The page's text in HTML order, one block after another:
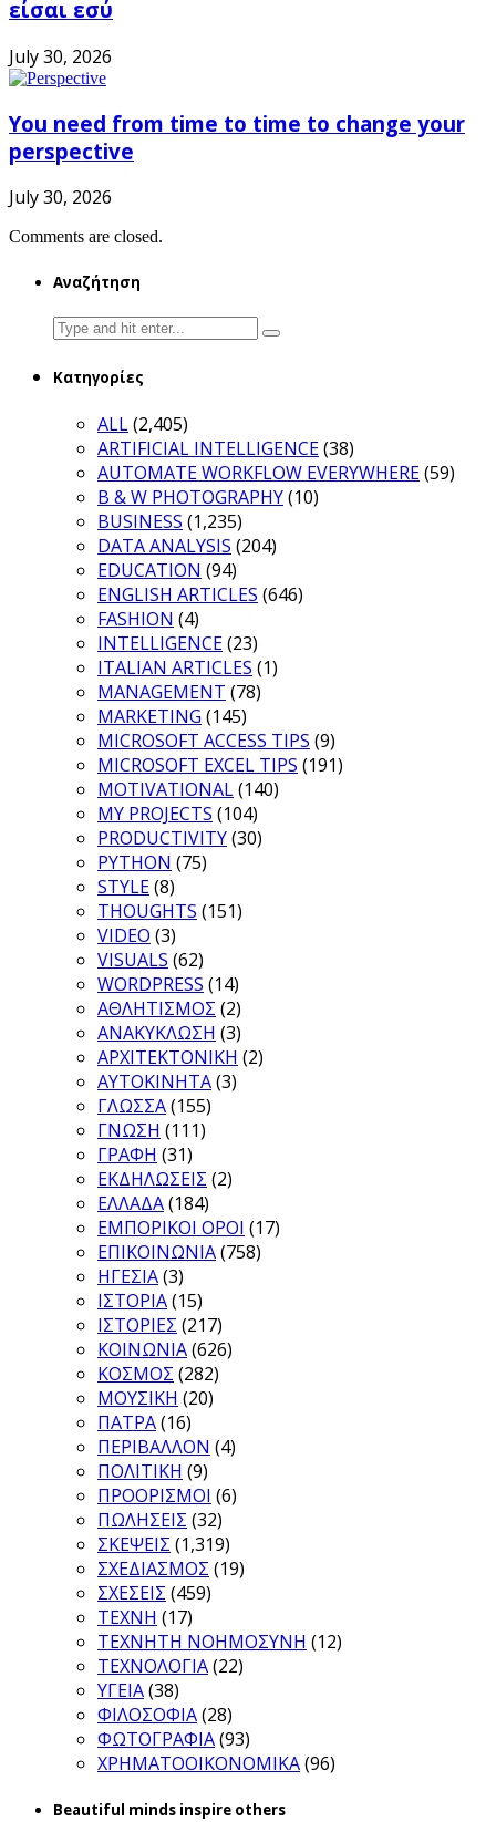
είσαι εσύ
July 30, 2026
You need from time to time to change your
perspective
July 30, 2026
Comments are closed.
Αναζήτηση
Search
for:
Κατηγορίες
ALL(2,405)
ARTIFICIAL INTELLIGENCE(38)
AUTOMATE WORKFLOW EVERYWHERE(59)
B & W PHOTOGRAPHY(10)
BUSINESS (1,235)
DATA ANALYSIS (204)
EDUCATION (94)
ENGLISH ARTICLES (646)
FASHION (4)
INTELLIGENCE(23)
ITALIAN ARTICLES (1)
MANAGEMENT (78)
MARKETING (145)
MICROSOFT ACCESS TIPS (9)
MICROSOFT EXCEL TIPS (191)
MOTIVATIONAL(140)
MY PROJECTS (104)
PRODUCTIVITY(30)
PYTHON (75)
STYLE(8)
THOUGHTS (151)
VIDEO (3)
VISUALS (62)
WORDPRESS (14)
ΑΘΛΗΤΙΣΜΟΣ (2)
ΑΝΑΚΥΚΛΩΣΗ (3)
ΑΡΧΙΤΕΚΤΟΝΙΚΗ (2)
ΑΥΤΟΚΙΝΗΤΑ(3)
ΓΛΩΣΣΑ(155)
ΓΝΩΣΗ (111)
ΓΡΑΦΗ (31)
ΕΚΔΗΛΩΣΕΙΣ (2)
ΕΛΛΑΔΑ(184)
ΕΜΠΟΡΙΚΟΙ ΟΡΟΙ (17)
ΕΠΙΚΟΙΝΩΝΙΑ(758)
ΗΓΕΣΙΑ(3)
ΙΣΤΟΡΙΑ(15)
ΙΣΤΟΡΙΕΣ (217)
ΚΟΙΝΩΝΙΑ(626)
ΚΟΣΜΟΣ (282)
ΜΟΥΣΙΚΗ (20)
ΠΑΤΡΑ(16)
ΠΕΡΙΒΑΛΛΟΝ (4)
ΠΟΛΙΤΙΚΗ (9)
ΠΡΟΟΡΙΣΜΟΙ (6)
ΠΩΛΗΣΕΙΣ (32)
ΣΚΕΨΕΙΣ (1,319)
ΣΧΕΔΙΑΣΜΟΣ (19)
ΣΧΕΣΕΙΣ (459)
ΤΕΧΝΗ (17)
ΤΕΧΝΗΤΗ ΝΟΗΜΟΣΥΝΗ (12)
ΤΕΧΝΟΛΟΓΙΑ(22)
ΥΓΕΙΑ(38)
ΦΙΛΟΣΟΦΙΑ(28)
ΦΩΤΟΓΡΑΦΙΑ(93)
ΧΡΗΜΑΤΟΟΙΚΟΝΟΜΙΚΑ(96)
Beautiful minds inspire others